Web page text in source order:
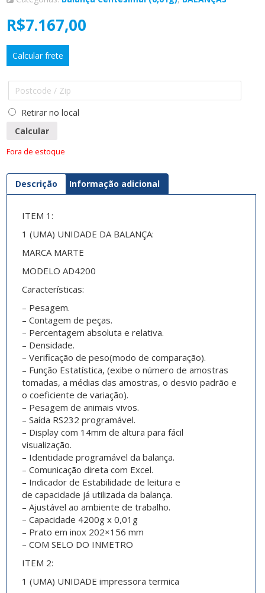
R$7.167,00
Calcular frete
Retirar no local
Calcular
Fora de estoque
Descrição Informação adicional
ITEM 1:
1 (UMA) UNIDADE DA BALANÇA:
MARCA MARTE
MODELO AD4200
Características:
– Pesagem.
– Contagem de peças.
– Percentagem absoluta e relativa.
– Densidade.
– Verificação de peso(modo de comparação).
– Função Estatística, (exibe o número de amostras
tomadas, a médias das amostras, o desvio padrão e
o coeficiente de variação).
– Pesagem de animais vivos.
– Saída RS232 programável.
– Display com 14mm de altura para fácil
visualização.
– Identidade programável da balança.
– Comunicação direta com Excel.
– Indicador de Estabilidade de leitura e
de capacidade já utilizada da balança.
– Ajustável ao ambiente de trabalho.
– Capacidade 4200g x 0,01g
– Prato em inox 202×156 mm
– COM SELO DO INMETRO
ITEM 2:
1 (UMA) UNIDADE impressora termica